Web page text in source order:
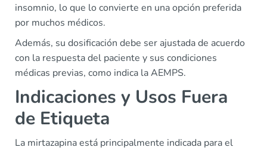
insomnio, lo que lo convierte en una opción preferida
por muchos médicos.
Además, su dosificación debe ser ajustada de acuerdo
con la respuesta del paciente y sus condiciones
médicas previas, como indica la AEMPS.
Indicaciones y Usos Fuera
de Etiqueta
La mirtazapina está principalmente indicada para el